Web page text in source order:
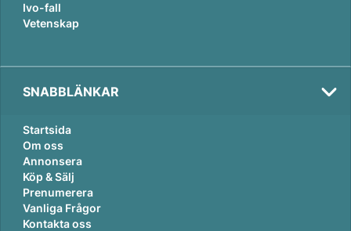
Ivo-fall
Vetenskap
SNABBLÄNKAR
Startsida
Om oss
Annonsera
Köp & Sälj
Prenumerera
Vanliga Frågor
Kontakta oss